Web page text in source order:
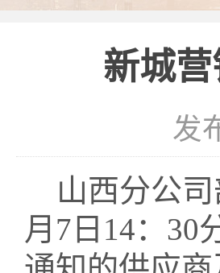
新城
发
山西分公司
月7日14：30